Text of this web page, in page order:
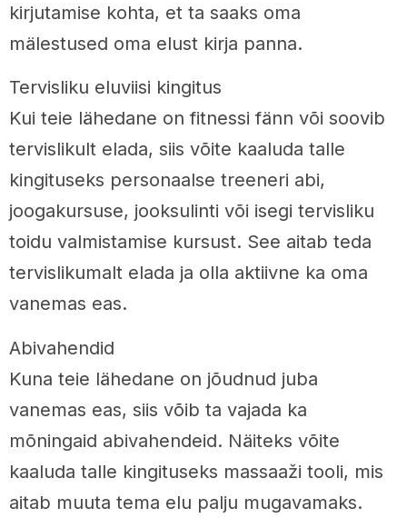
kirjutamise kohta, et ta saaks oma
mälestused oma elust kirja panna.
Tervisliku eluviisi kingitus
Kui teie lähedane on fitnessi fänn või soovib
tervislikult elada, siis võite kaaluda talle
kingituseks personaalse treeneri abi,
joogakursuse, jooksulinti või isegi tervisliku
toidu valmistamise kursust. See aitab teda
tervislikumalt elada ja olla aktiivne ka oma
vanemas eas.
Abivahendid
Kuna teie lähedane on jõudnud juba
vanemas eas, siis võib ta vajada ka
mõningaid abivahendeid. Näiteks võite
kaaluda talle kingituseks massaaži tooli, mis
aitab muuta tema elu palju mugavamaks.